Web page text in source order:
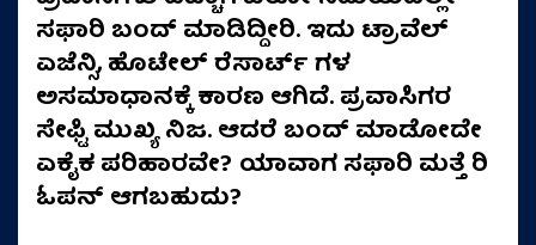
ಸಫಾರಿ ಬಂದ್ ಮಾಡಿದ್ದೀರಿ. ಇದು ಟ್ರಾವೆಲ್
ಏಜೆನ್ಸಿ, ಹೊಟೇಲ್ ರೆಸಾರ್ಟ್ ಗಳ
ಅಸಮಾಧಾನಕ್ಕೆ ಕಾರಣ ಆಗಿದೆ. ಪ್ರವಾಸಿಗರ
ಸೇಫ್ಟಿ ಮುಖ್ಯ ನಿಜ. ಆದರೆ ಬಂದ್ ಮಾಡೋದೇ
ಏಕೈಕ ಪರಿಹಾರವೇ? ಯಾವಾಗ ಸಫಾರಿ ಮತ್ತೆ ರಿ
ಓಪನ್ ಆಗಬಹುದು?